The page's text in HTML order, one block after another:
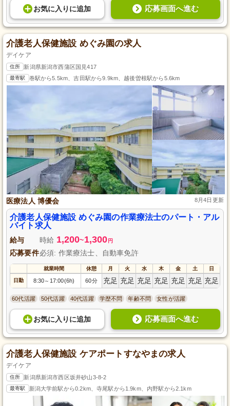
お気に入り に追加 応募画面へ進む
介護老人保健施設 めぐみ園の求人
デイケア
住所 新潟県新潟市西蒲区国見417
最寄駅 巻駅から5.5km、吉田駅から9.9km、越後曽根駅から5.6km
医療法人 博優会 8月4日更新
介護老人保健施設 めぐみ園の作業療法士のパート・アル
バイト求人
給与 時給 1,200~1,300 円
応募要件必須: 作業療法士、自動車免許
就業時間 休憩 月 火 水 木 金 土 日
日勤 8:30～ 17:00(6h) 60分 充足 充足 充足 充足 充足 充足 充足
60代活躍 50代活躍 40代活躍 学歴不問 年齢不問 女性が活躍
お気に入り に追加 応募画面へ進む
介護老人保健施設 ケアポートすなやまの求人
デイケア
住所 新潟県新潟市西区坂井砂山3-8-2
最寄駅 新潟大学前駅から0.2km、寺尾駅から1.9km、内野駅から2.1km